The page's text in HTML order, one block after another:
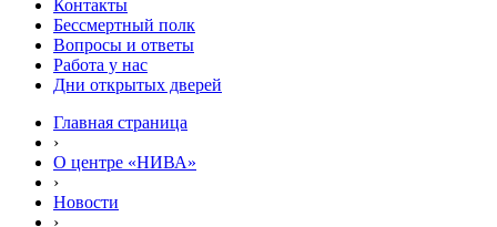
Контакты
Бессмертный полк
Вопросы и ответы
Работа у нас
Дни открытых дверей
Главная страница
›
О центре «НИВА»
›
Новости
›